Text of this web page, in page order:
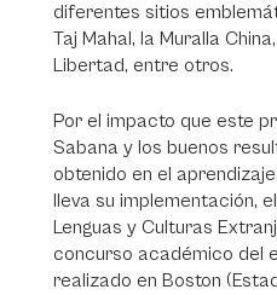
diferentes sitios
Taj Mahal, la Muralla
Libertad, entre otros.
Por el impacto que este
Sabana y los buenos
obtenido en el
lleva su implementación,
Lenguas y Culturas
concurso académico del
realizado en Boston